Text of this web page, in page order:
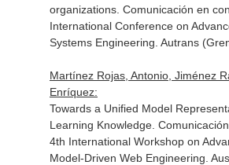
organizations. Comunicación en
International Conference on
Systems Engineering. Autrans
Martínez Rojas, Antonio, Jiménez
Enríquez:
Towards a Unified Model
Learning Knowledge.
4th International Workshop on
Model-Driven Web Engineering.